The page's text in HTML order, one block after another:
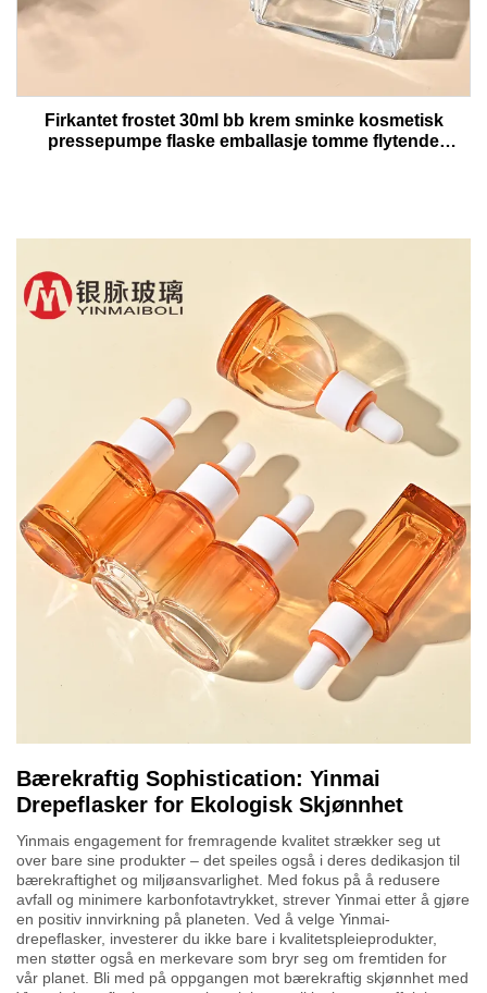
Firkantet frostet 30ml bb krem sminke kosmetisk
pressepumpe flaske emballasje tomme flytende
Bærekraftig Sophistication: Yinmai
Drepeflasker for Ekologisk Skjønnhet
Yinmais engagement for fremragende kvalitet strækker seg ut
over bare sine produkter – det speiles også i deres dedikasjon til
bærekraftighet og miljøansvarlighet. Med fokus på å redusere
avfall og minimere karbonfotavtrykket, strever Yinmai etter å gjøre
en positiv innvirkning på planeten. Ved å velge Yinmai-
drepeflasker, investerer du ikke bare i kvalitetspleieprodukter,
men støtter også en merkevare som bryr seg om fremtiden for
vår planet. Bli med på oppgangen mot bærekraftig skjønnhet med